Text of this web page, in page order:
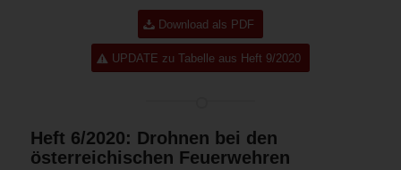
Download als PDF
UPDATE zu Tabelle aus Heft 9/2020
Heft 6/2020: Drohnen bei den
österreichischen Feuerwehren